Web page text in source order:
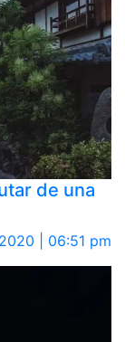
de una
| 06:51 pm